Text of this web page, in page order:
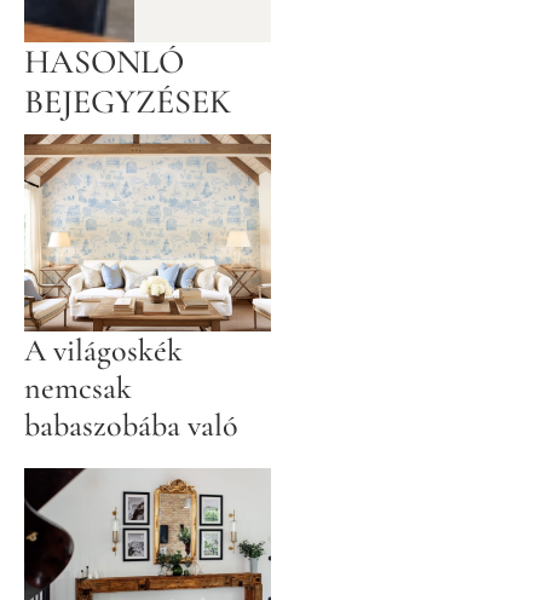
HASONLÓ
BEJEGYZÉSEK
A világoskék
nemcsak
babaszobába való